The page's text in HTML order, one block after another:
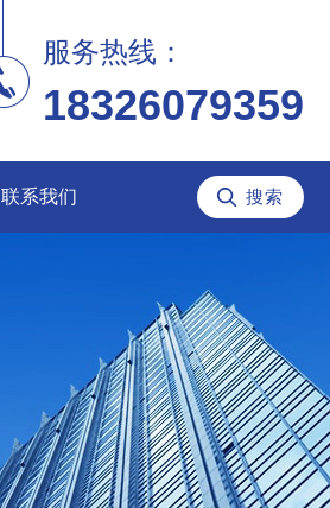
服务热线：
18326079359
联系我们